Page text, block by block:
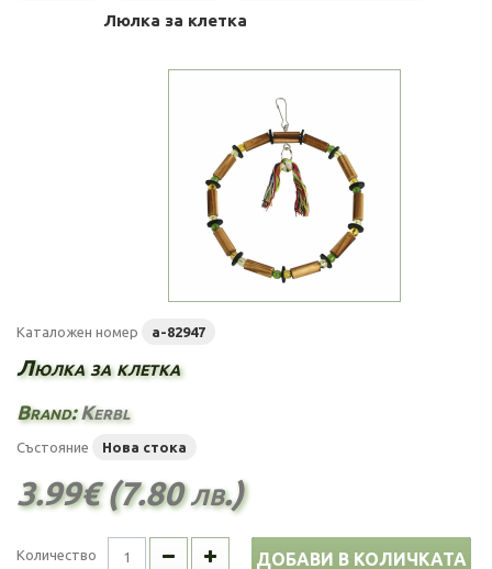
Люлка за клетка
Каталожен номер a-82947
Люлка за клетка
Brand:Kerbl
Състояние Нова стока
3.99€ (7.80 лв.)
Количество ДОБАВИ В КОЛИЧКАТА